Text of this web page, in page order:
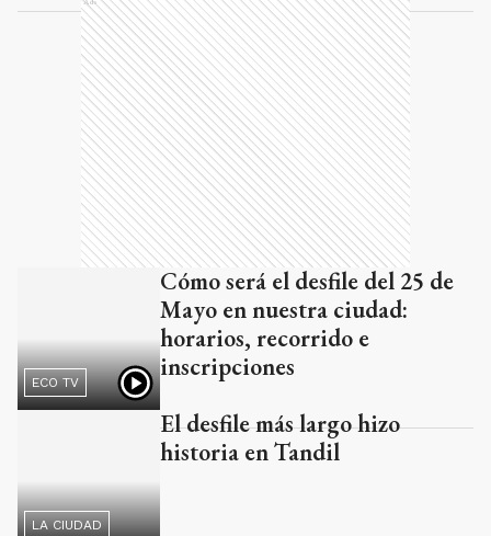
Cómo será el desfile del 25 de
Mayo en nuestra ciudad:
horarios, recorrido e
inscripciones
El desfile más largo hizo
historia en Tandil